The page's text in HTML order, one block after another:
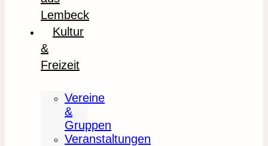
Lembeck
Kultur
&
Freizeit
Vereine
&
Gruppen
Veranstaltungen